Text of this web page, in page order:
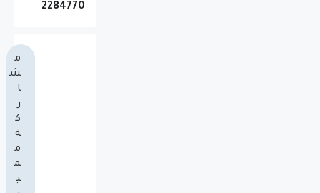
2284770
م
ش
ا
ر
ك
ة
م
م
ي